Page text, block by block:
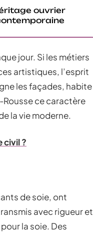
ouvrier
jour. Si les métiers
artistiques, l’esprit
les façades, habite
Rousse ce caractère
la vie moderne.
civil ?
de soie, ont
avec rigueur et
la soie. Des